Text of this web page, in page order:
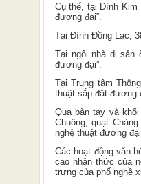
Cụ thể, tại Đình Kim
đương đại”.
Tại Đình Đồng Lạc,
Tại ngôi nhà di sản
đương đại”.
Tại Trung tâm
thuật sắp đặt đương
Qua bàn tay và
Chuông, quạt
nghệ thuật đương
Các hoạt động văn
cao nhận thức của
trưng của phố nghề